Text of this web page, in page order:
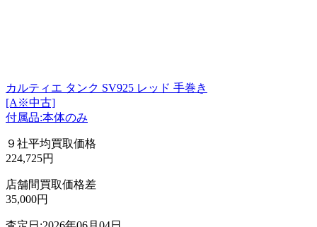
カルティエ タンク SV925 レッド 手巻き
[A※中古]
付属品:本体のみ
９社平均買取価格
224,725円
店舗間買取価格差
35,000円